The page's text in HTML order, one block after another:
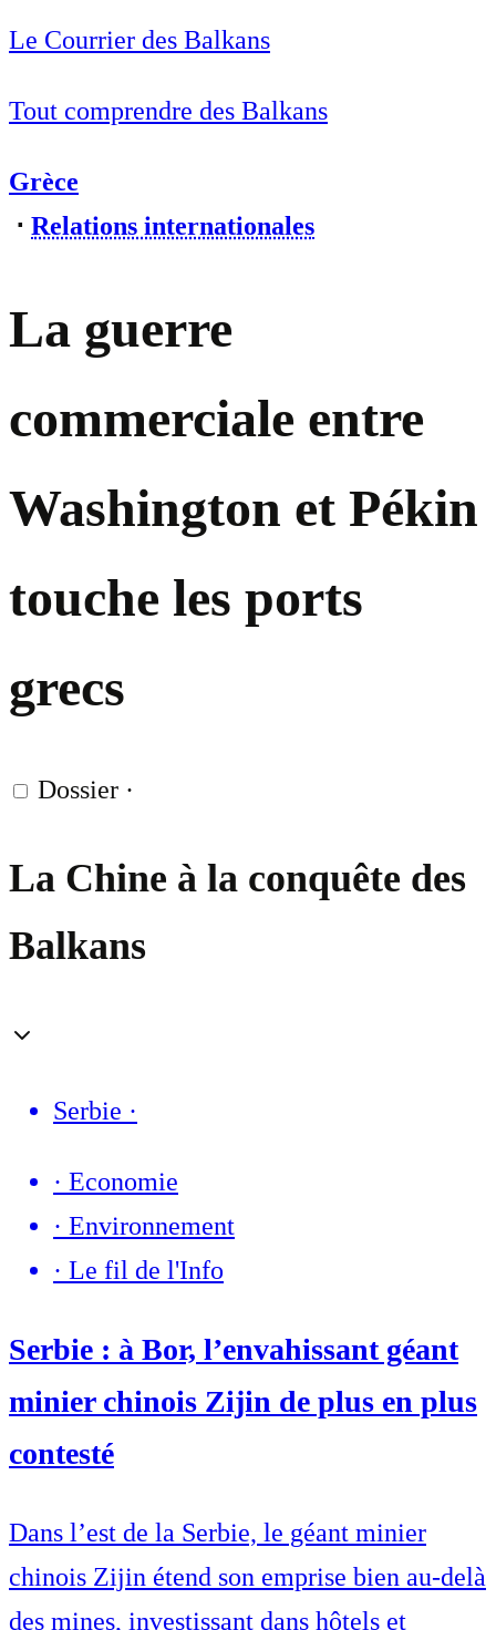
Le Courrier des Balkans
Tout comprendre des Balkans
Grèce
⋅ Relations internationales
La guerre
commerciale entre
Washington et Pékin
touche les ports
grecs
Dossier ·
La Chine à la conquête des
Balkans
Serbie ·
· Economie
· Environnement
· Le fil de l'Info
Serbie : à Bor, l’envahissant géant
minier chinois Zijin de plus en plus
contesté
Dans l’est de la Serbie, le géant minier
chinois Zijin étend son emprise bien au-delà
des mines, investissant dans hôtels et